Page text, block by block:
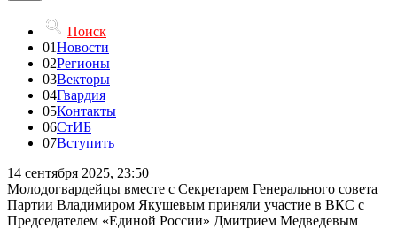
Поиск
01Новости
02Регионы
03Векторы
04Гвардия
05Контакты
06СтИБ
07Вступить
14 сентября 2025, 23:50
Молодогвардейцы вместе с Секретарем Генерального совета
Партии Владимиром Якушевым приняли участие в ВКС с
Председателем «Единой России» Дмитрием Медведевым